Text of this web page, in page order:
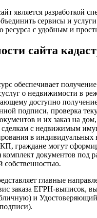
является разработкой
сервисы и
ресурса с удобным и
сайта
обеспечивает
о недвижимости в
доступно
подписи, проверка
и их заказ на
сделкам с недвижимым
в индивидуальных
граждане могут
документов под
собственностью.
главные
заказа ЕГРН-выписок,
и